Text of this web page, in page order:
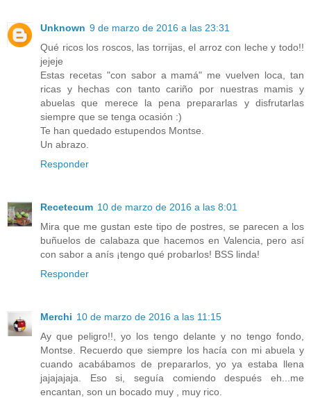
Unknown 9 de marzo de 2016 a las 23:31
Qué ricos los roscos, las torrijas, el arroz con leche y todo!!
jejeje
Estas recetas "con sabor a mamá" me vuelven loca, tan
ricas y hechas con tanto cariño por nuestras mamis y
abuelas que merece la pena prepararlas y disfrutarlas
siempre que se tenga ocasión :)
Te han quedado estupendos Montse.
Un abrazo.
Responder
Recetecum 10 de marzo de 2016 a las 8:01
Mira que me gustan este tipo de postres, se parecen a los
buñuelos de calabaza que hacemos en Valencia, pero así
con sabor a anís ¡tengo qué probarlos! BSS linda!
Responder
Merchi 10 de marzo de 2016 a las 11:15
Ay que peligro!!, yo los tengo delante y no tengo fondo,
Montse. Recuerdo que siempre los hacía con mi abuela y
cuando acabábamos de prepararlos, yo ya estaba llena
jajajajaja. Eso si, seguía comiendo después eh...me
encantan, son un bocado muy , muy rico.